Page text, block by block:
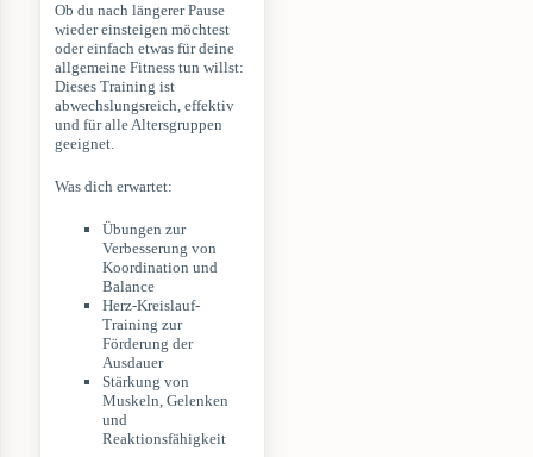
Ob du nach längerer Pause
wieder einsteigen möchtest
oder einfach etwas für deine
allgemeine Fitness tun willst:
Dieses Training ist
abwechslungsreich, effektiv
und für alle Altersgruppen
geeignet.
Was dich erwartet:
Übungen zur
Verbesserung von
Koordination und
Balance
Herz-Kreislauf-
Training zur
Förderung der
Ausdauer
Stärkung von
Muskeln, Gelenken
und
Reaktionsfähigkeit